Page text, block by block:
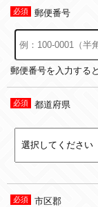
郵便番号
郵便番号を入力する
都道府県
市区郡